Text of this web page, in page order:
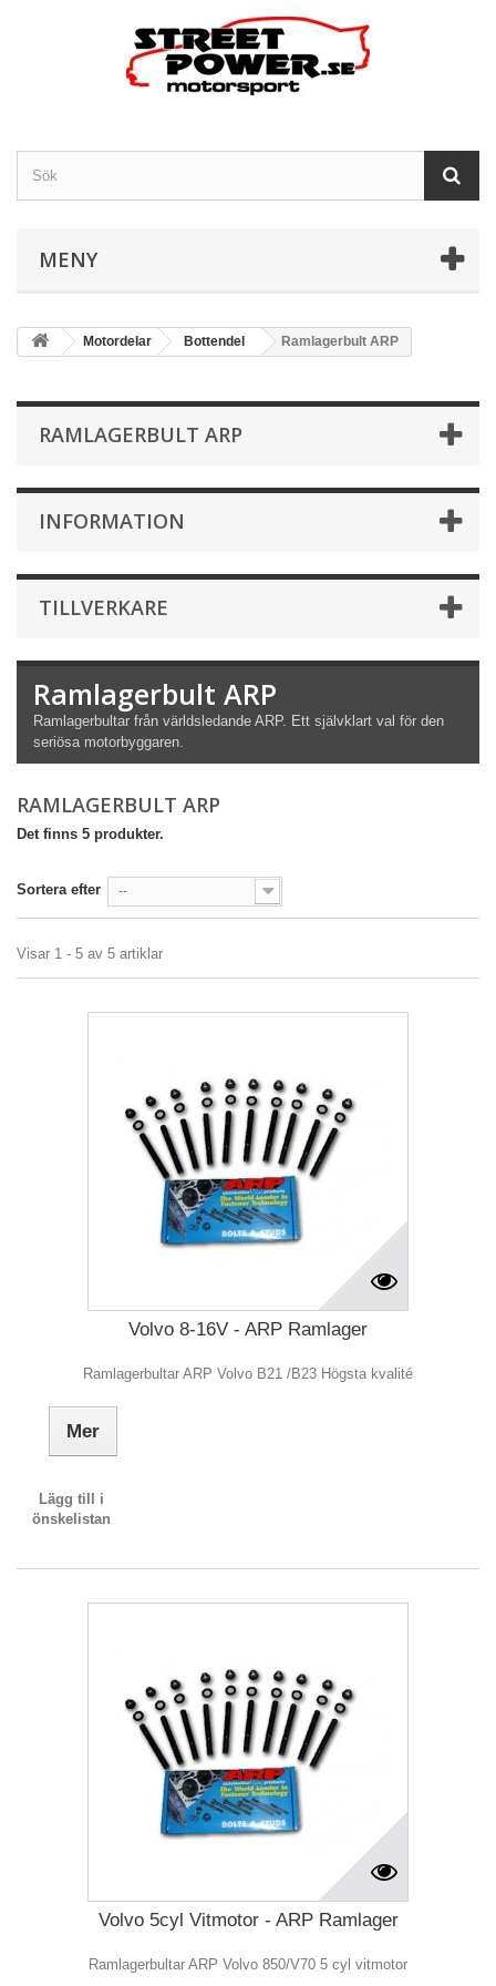
MENY
Motordelar Bottendel Ramlagerbult ARP
RAMLAGERBULT ARP
INFORMATION
TILLVERKARE
Ramlagerbult ARP
Ramlagerbultar från världsledande ARP. Ett självklart val för den
seriösa motorbyggaren.
RAMLAGERBULT ARP
Det finns 5 produkter.
Sortera efter --
Visar 1 - 5 av 5 artiklar
Volvo 8-16V - ARP Ramlager
Ramlagerbultar ARP Volvo B21 /B23 Högsta kvalité
Mer
Lägg till i
önskelistan
Volvo 5cyl Vitmotor - ARP Ramlager
Ramlagerbultar ARP Volvo 850/V70 5 cyl vitmotor